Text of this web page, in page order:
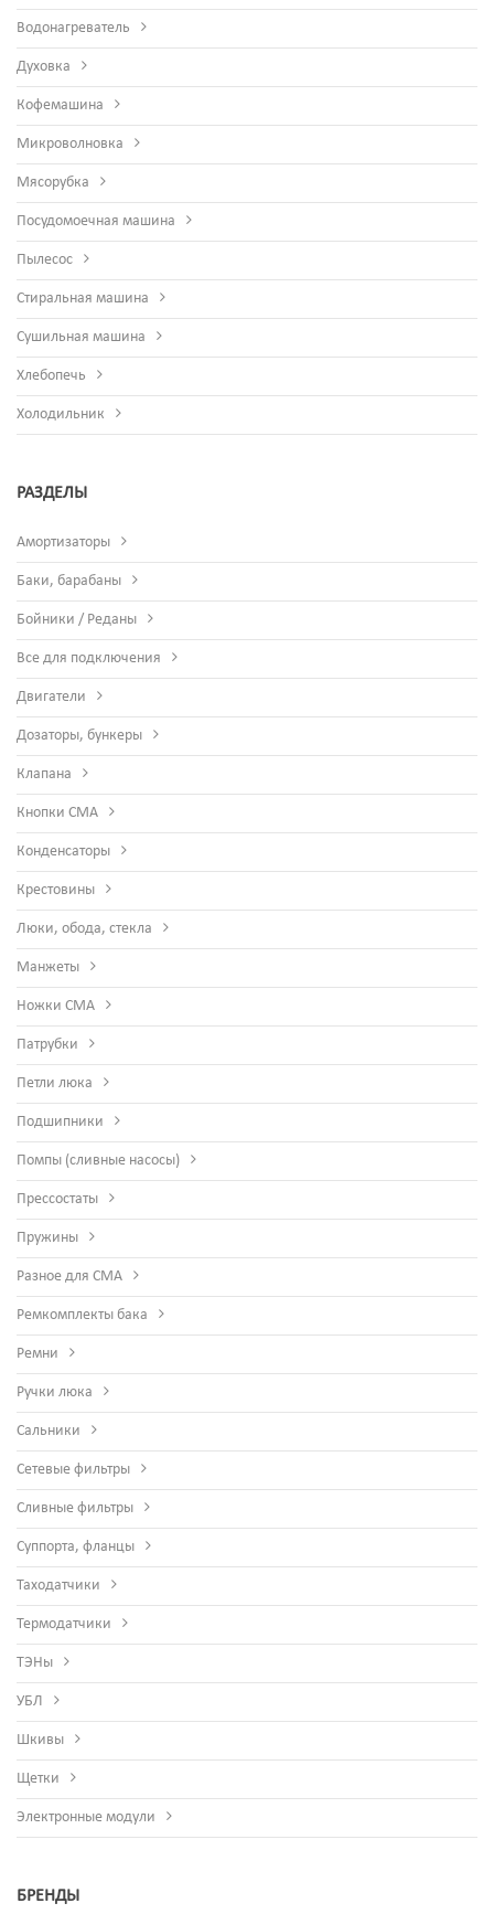
Водонагреватель
Духовка
Кофемашина
Микроволновка
Мясорубка
Посудомоечная машина
Пылесос
Стиральная машина
Сушильная машина
Хлебопечь
Холодильник
РАЗДЕЛЫ
Амортизаторы
Баки, барабаны
Бойники / Реданы
Все для подключения
Двигатели
Дозаторы, бункеры
Клапана
Кнопки СМА
Конденсаторы
Крестовины
Люки, обода, стекла
Манжеты
Ножки СМА
Патрубки
Петли люка
Подшипники
Помпы (сливные насосы)
Прессостаты
Пружины
Разное для СМА
Ремкомплекты бака
Ремни
Ручки люка
Сальники
Сетевые фильтры
Сливные фильтры
Суппорта, фланцы
Таходатчики
Термодатчики
ТЭНы
УБЛ
Шкивы
Щетки
Электронные модули
БРЕНДЫ